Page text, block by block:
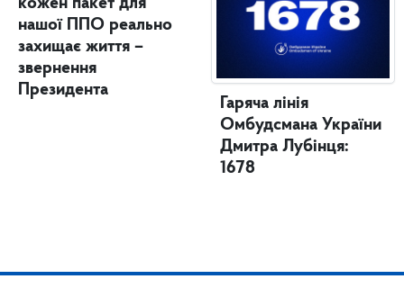
нашої ППО реально
захищає життя –
звернення
Президента
Гаряча лінія
Омбудсмана України
Дмитра Лубінця:
1678